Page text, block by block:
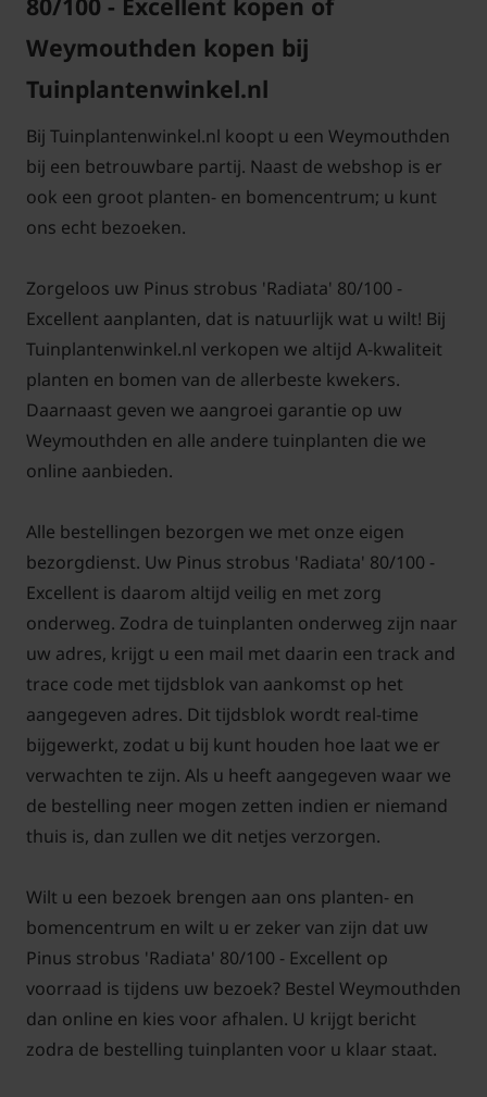
80/100 - Excellent kopen of
Weymouthden kopen bij
Tuinplantenwinkel.nl
Bij Tuinplantenwinkel.nl koopt u een Weymouthden
bij een betrouwbare partij. Naast de webshop is er
ook een groot planten- en bomencentrum; u kunt
ons echt bezoeken.
Zorgeloos uw Pinus strobus 'Radiata' 80/100 -
Excellent aanplanten, dat is natuurlijk wat u wilt! Bij
Tuinplantenwinkel.nl verkopen we altijd A-kwaliteit
planten en bomen van de allerbeste kwekers.
Daarnaast geven we aangroei garantie op uw
Weymouthden en alle andere tuinplanten die we
online aanbieden.
Alle bestellingen bezorgen we met onze eigen
bezorgdienst. Uw Pinus strobus 'Radiata' 80/100 -
Excellent is daarom altijd veilig en met zorg
onderweg. Zodra de tuinplanten onderweg zijn naar
uw adres, krijgt u een mail met daarin een track and
trace code met tijdsblok van aankomst op het
aangegeven adres. Dit tijdsblok wordt real-time
bijgewerkt, zodat u bij kunt houden hoe laat we er
verwachten te zijn. Als u heeft aangegeven waar we
de bestelling neer mogen zetten indien er niemand
thuis is, dan zullen we dit netjes verzorgen.
Wilt u een bezoek brengen aan ons planten- en
bomencentrum en wilt u er zeker van zijn dat uw
Pinus strobus 'Radiata' 80/100 - Excellent op
voorraad is tijdens uw bezoek? Bestel Weymouthden
dan online en kies voor afhalen. U krijgt bericht
zodra de bestelling tuinplanten voor u klaar staat.